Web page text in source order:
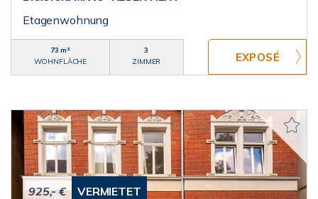
Etagenwohnung
73 m²
WOHNFLÄCHE
3
ZIMMER
925,- € VERMIETET